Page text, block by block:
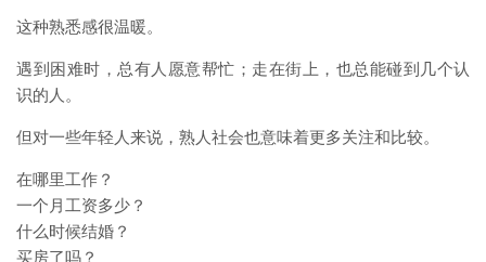
这种熟悉感很温暖。
遇到困难时，总有人愿意帮忙；走在街上，也总能碰到几个认
识的人。
但对一些年轻人来说，熟人社会也意味着更多关注和比较。
在哪里工作？
一个月工资多少？
什么时候结婚？
买房了吗？